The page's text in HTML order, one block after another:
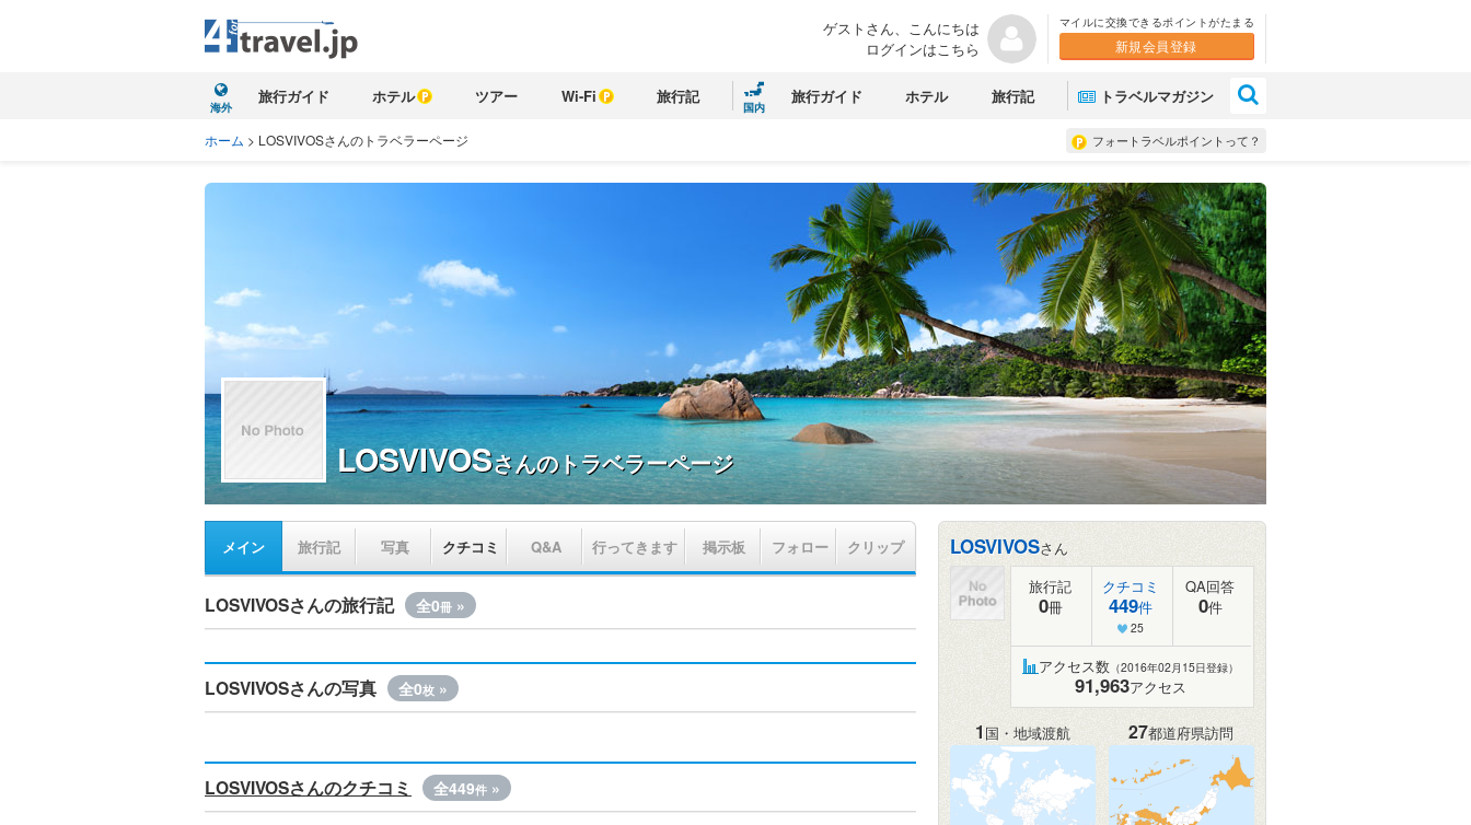
ゲストさん、こんにちは
ログインはこちら
マイルに交換できるポイントがたまる
新規会員登録
海外
旅行ガイド ホテル ツアー Wi-Fi 旅行記
国内
旅行ガイド ホテル 旅行記 トラベルマガジン
フォートラベルポイントって？
ホーム > LOSVIVOSさんのトラベラーページ
LOSVIVOSさんのトラベラーページ
メイン 旅行記 写真 クチコミ Q&A 行ってきます 掲示板 フォロー クリップ
LOSVIVOSさんの旅行記 全0冊 »
LOSVIVOSさんの写真 全0枚 »
LOSVIVOSさんのクチコミ 全449件 »
LOSVIVOSさん
旅行記
0冊
クチコミ
449件
25
QA回答
0件
アクセス数 （2016年02月15日登録）
91,963アクセス
1国・地域渡航 27都道府県訪問